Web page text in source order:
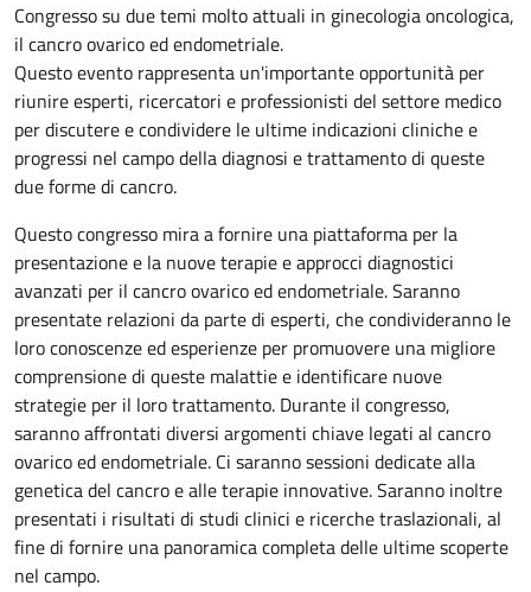
Congresso su due temi molto attuali in ginecologia oncologica,
il cancro ovarico ed endometriale.
Questo evento rappresenta un'importante opportunità per
riunire esperti, ricercatori e professionisti del settore medico
per discutere e condividere le ultime indicazioni cliniche e
progressi nel campo della diagnosi e trattamento di queste
due forme di cancro.
Questo congresso mira a fornire una piattaforma per la
presentazione e la nuove terapie e approcci diagnostici
avanzati per il cancro ovarico ed endometriale. Saranno
presentate relazioni da parte di esperti, che condivideranno le
loro conoscenze ed esperienze per promuovere una migliore
comprensione di queste malattie e identificare nuove
strategie per il loro trattamento. Durante il congresso,
saranno affrontati diversi argomenti chiave legati al cancro
ovarico ed endometriale. Ci saranno sessioni dedicate alla
genetica del cancro e alle terapie innovative. Saranno inoltre
presentati i risultati di studi clinici e ricerche traslazionali, al
fine di fornire una panoramica completa delle ultime scoperte
nel campo.